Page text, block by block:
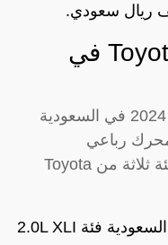
سعر Toyota Corolla 2024 في
ننتقل الآن إلى أسعار تويوتا كورولا 2024 في السعودية
رباعي
الأسطوانات حيث تأتي في هذه الفئة ثلاثة من Toyota
سعر تويوتا كورولا 2024 في السعودية فئة 2.0L XLI